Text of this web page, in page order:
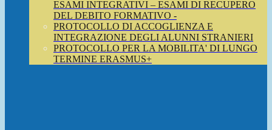
ESAMI INTEGRATIVI – ESAMI DI RECUPERO
DEL DEBITO FORMATIVO -
PROTOCOLLO DI ACCOGLIENZA E
INTEGRAZIONE DEGLI ALUNNI STRANIERI
PROTOCOLLO PER LA MOBILITA' DI LUNGO
TERMINE ERASMUS+